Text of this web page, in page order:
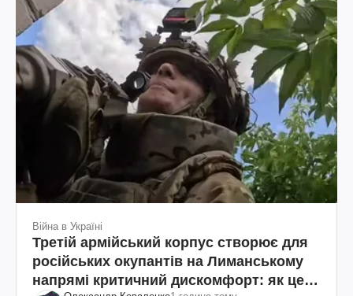
Війна в Україні
Третій армійський корпус створює для
російських окупантів на Лиманському
напрямі критичний дискомфорт: як це